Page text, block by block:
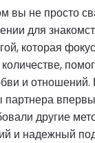
вы не просто
для
которая
и отношений.
партнера
другие
и надежный